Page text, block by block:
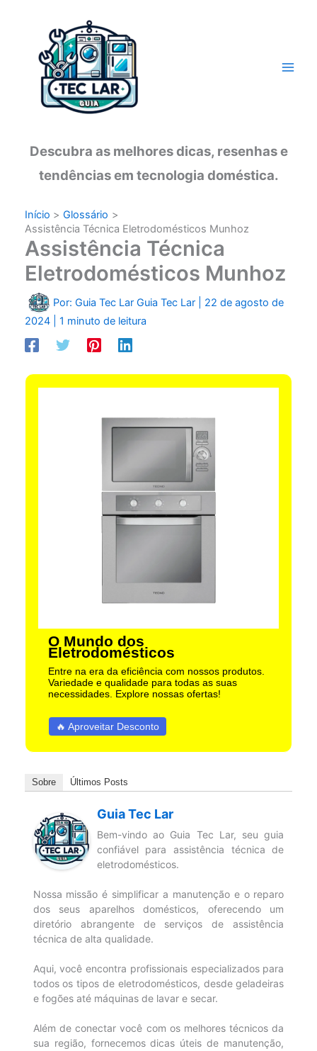
conteúdo
Descubra as melhores dicas, resenhas e
tendências em tecnologia doméstica.
Início
Glossário
Assistência Técnica Eletrodomésticos Munhoz
Assistência Técnica
Eletrodomésticos Munhoz
Por: Guia Tec Lar Guia Tec Lar
22 de agosto de
2024
1 minuto de leitura
O Mundo dos
Eletrodomésticos
Entre na era da eficiência com nossos produtos.
Variedade e qualidade para todas as suas
necessidades. Explore nossas ofertas!
🔥 Aproveitar Desconto
Sobre Últimos Posts
Guia Tec Lar
Bem-vindo ao Guia Tec Lar, seu guia
confiável para assistência técnica de
eletrodomésticos.
Nossa missão é simplificar a manutenção e o reparo
dos seus aparelhos domésticos, oferecendo um
diretório abrangente de serviços de assistência
técnica de alta qualidade.
Aqui, você encontra profissionais especializados para
todos os tipos de eletrodomésticos, desde geladeiras
e fogões até máquinas de lavar e secar.
Além de conectar você com os melhores técnicos da
sua região, fornecemos dicas úteis de manutenção,